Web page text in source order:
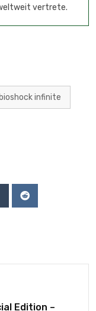
vertrete.
bioshock infinite
Edition –